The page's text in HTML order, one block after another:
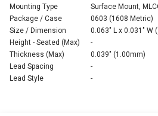
Mounting Type
Surface Mount,
Package / Case
0603 (1608 Metric)
Size / Dimension
0.063" L x 0.031" W
Height - Seated (Max)
-
Thickness (Max)
0.039" (1.00mm)
Lead Spacing
-
Lead Style
-